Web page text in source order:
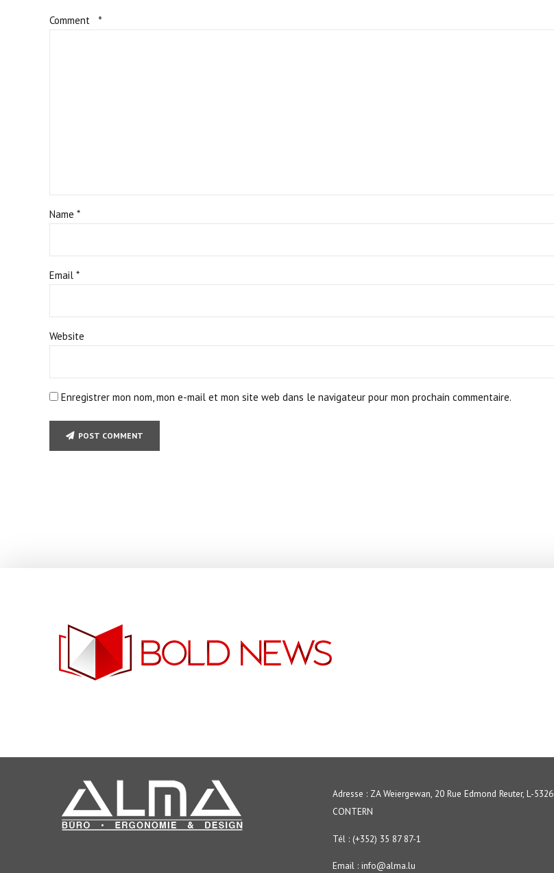
Comment *
Name *
Email *
Website
Enregistrer mon nom, mon e-mail et mon site web dans le navigateur pour mon prochain commentaire.
POST COMMENT
Adresse : ZA Weiergewan, 20 Rue Edmond Reuter, L-5326
CONTERN
Tél : (+352) 35 87 87-1
Email :info@alma.lu